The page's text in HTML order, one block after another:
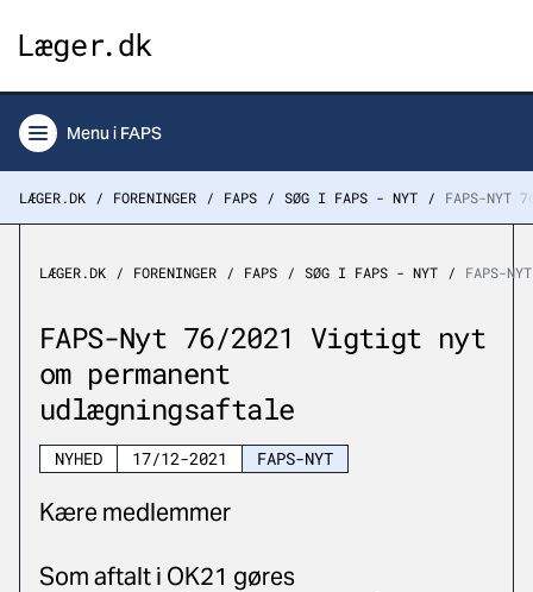
Menu i FAPS
LÆGER.DK FORENINGER FAPS SØG I FAPS - NYT FAPS-NYT
LÆGER.DK FORENINGER FAPS SØG I FAPS - NYT FAPS-
FAPS-Nyt 76/2021 Vigtigt nyt
om permanent
udlægningsaftale
NYHED 17/12-2021 FAPS-NYT
Kære medlemmer
Som aftalt i OK21 gøres